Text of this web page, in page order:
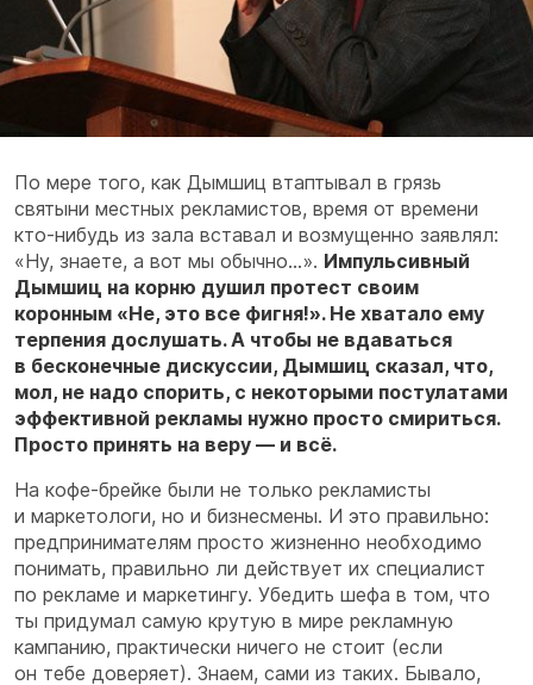
По мере того, как Дымшиц втаптывал в грязь
святыни местных рекламистов, время от времени
кто-нибудь из зала вставал и возмущенно заявлял:
«Ну, знаете, а вот мы обычно...». Импульсивный
Дымшиц на корню душил протест своим
коронным «Не, это все фигня!». Не хватало ему
терпения дослушать. А чтобы не вдаваться
в бесконечные дискуссии, Дымшиц сказал, что,
мол, не надо спорить, с некоторыми постулатами
эффективной рекламы нужно просто смириться.
Просто принять на веру — и всё.
На кофе-брейке были не только рекламисты
и маркетологи, но и бизнесмены. И это правильно:
предпринимателям просто жизненно необходимо
понимать, правильно ли действует их специалист
по рекламе и маркетингу. Убедить шефа в том, что
ты придумал самую крутую в мире рекламную
кампанию, практически ничего не стоит (если
он тебе доверяет). Знаем, сами из таких. Бывало,